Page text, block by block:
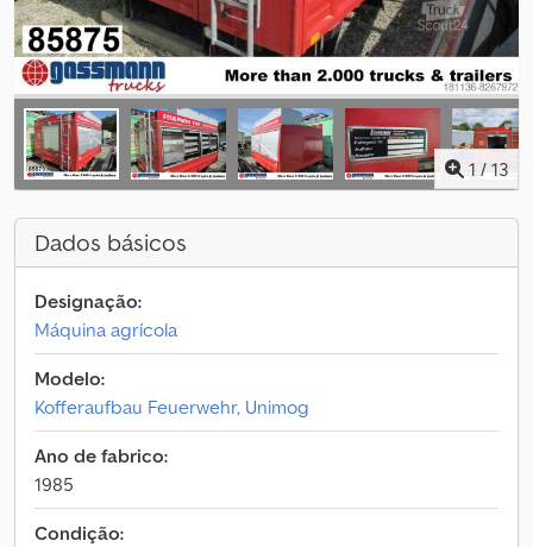
1 /13
Dados básicos
Designação:
Máquina agrícola
Modelo:
Kofferaufbau Feuerwehr, Unimog
Ano de fabrico:
1985
Condição: